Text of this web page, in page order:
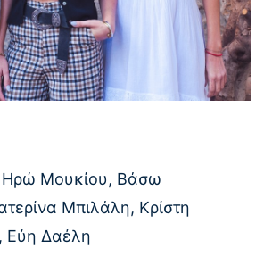
Ηρώ Μουκίου, Βάσω
Μπιλάλη, Κρίστη
Εύη Δαέλη